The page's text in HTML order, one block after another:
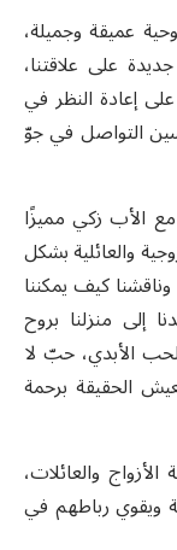
عميقة وجميلة،
على علاقتنا،
إعادة النظر في
التواصل في جوّ
الأب زكي مميزًا
والعائلية بشكل
كيف يمكننا
إلى منزلنا بروح
الأبدي، حبّ لا
الحقيقة برحمة
والعائلات،
ويقوي رباطهم في